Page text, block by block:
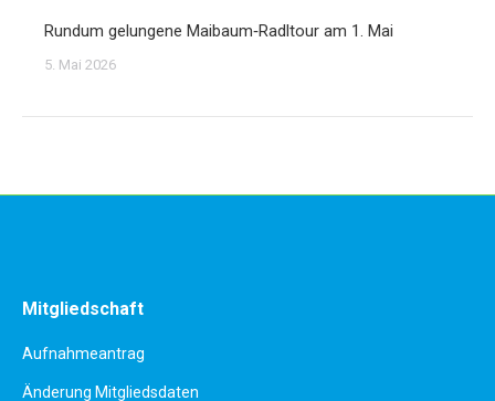
Rundum gelungene Maibaum‑Radltour am 1. Mai
5. Mai 2026
Mitgliedschaft
Aufnahmeantrag
Änderung Mitgliedsdaten